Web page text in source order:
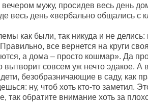
мужу, просидев весь день
весь день «вербально общались с
как были, так никуда и не делись:
все вернется на круги
а дома – просто кошмар». Да
вытворит совсем уж нечто эдакое. А
безобразничающие в саду, как
ну, чтоб хоть кто-то заметил.
так обратите внимание хоть за